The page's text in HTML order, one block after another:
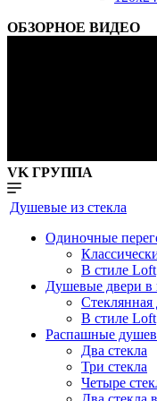
ОБЗОРНОЕ ВИДЕО
VK ГРУППА
Душевые из стекла
Одиночные
В стиле Loft
Душевые двери в
Стеклянная
В стиле Loft
Распашные
Два стекла
Три стекла
Четыре